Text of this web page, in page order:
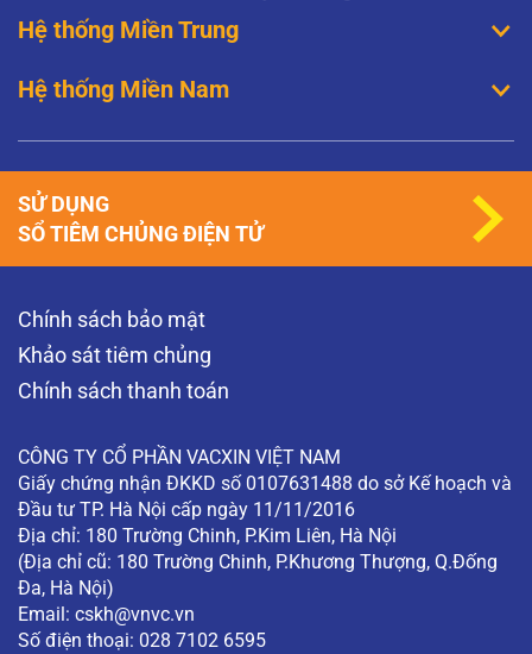
Hệ thống Miền Trung
Hệ thống Miền Nam
Chính sách bảo mật
Khảo sát tiêm chủng
Chính sách thanh toán
CÔNG TY CỔ PHẦN VACXIN VIỆT NAM
Giấy chứng nhận ĐKKD số 0107631488 do sở Kế hoạch và
Đầu tư TP. Hà Nội cấp ngày 11/11/2016
Địa chỉ: 180 Trường Chinh, P.Kim Liên, Hà Nội
(Địa chỉ cũ: 180 Trường Chinh, P.Khương Thượng, Q.Đống
Đa, Hà Nội)
Email: cskh@vnvc.vn
Số điện thoại: 028 7102 6595
SỬ DỤNG
SỔ TIÊM CHỦNG ĐIỆN TỬ